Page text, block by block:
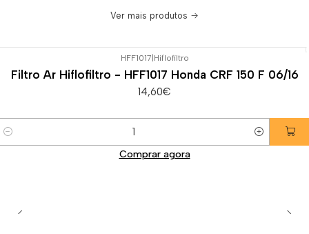
Ver mais produtos
HFF1017 Hiflofiltro
Filtro Ar Hiflofiltro - HFF1017 Honda CRF 150 F 06/16
14,60€
Comprar agora